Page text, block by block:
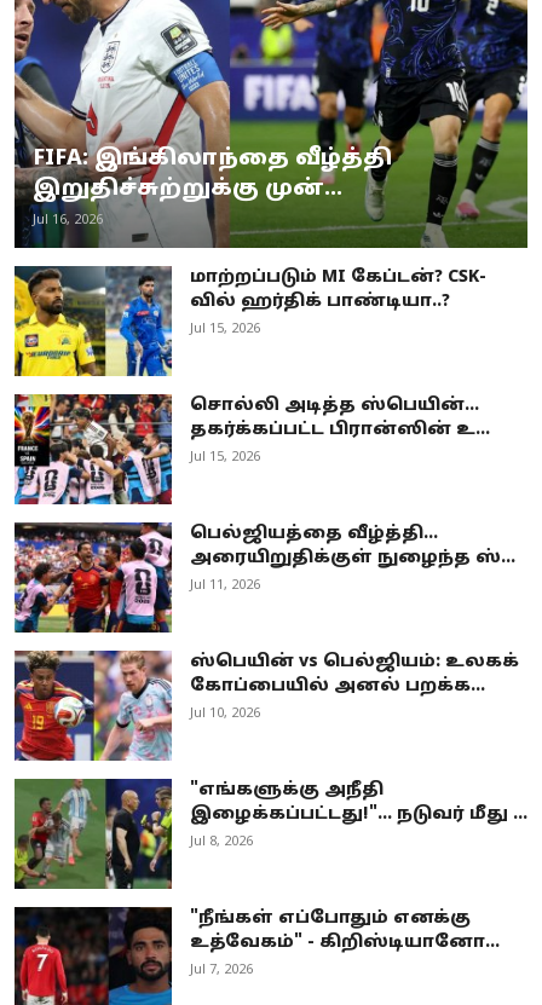
FIFA: இங்கிலாந்தை வீழ்த்தி
இறுதிச்சுற்றுக்கு முன்...
Jul 16, 2026
மாற்றப்படும் MI கேப்டன்? CSK-
வில் ஹர்திக் பாண்டியா..?
Jul 15, 2026
சொல்லி அடித்த ஸ்பெயின்…
தகர்க்கப்பட்ட பிரான்ஸின் உ...
Jul 15, 2026
பெல்ஜியத்தை வீழ்த்தி...
அரையிறுதிக்குள் நுழைந்த ஸ்...
Jul 11, 2026
ஸ்பெயின் vs பெல்ஜியம்: உலகக்
கோப்பையில் அனல் பறக்க...
Jul 10, 2026
"எங்களுக்கு அநீதி
இழைக்கப்பட்டது!"... நடுவர் மீது ...
Jul 8, 2026
"நீங்கள் எப்போதும் எனக்கு
உத்வேகம்" - கிறிஸ்டியானோ...
Jul 7, 2026